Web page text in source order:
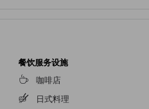
餐饮服务设施
咖啡店
日式料理